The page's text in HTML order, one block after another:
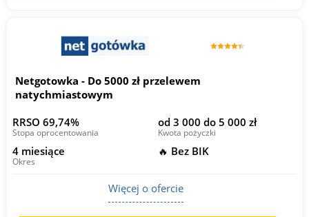
Netgotowka - Do 5000 zł przelewem
natychmiastowym
RRSO 69,74%
Stopa oprocentowania
od 3 000 do 5 000 zł
Kwota pożyczki
4 miesiące
Okres
🔥 Bez BIK
Więcej o ofercie